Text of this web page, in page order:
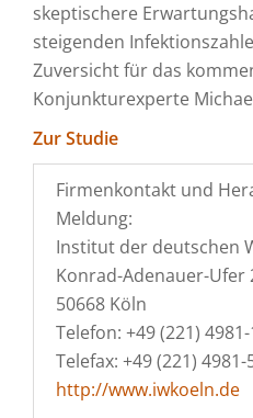
skeptischere
steigenden
Zuversicht für das
Konjunkturexperte
Zur Studie
Firmenkontakt und
Meldung:
Institut der deutschen
Konrad-Adenauer-Ufer
50668 Köln
Telefon: +49 (221) 4981-
Telefax: +49 (221) 4981-
http://www.iwkoeln.de